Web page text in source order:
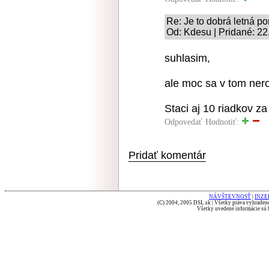
Re: Je to dobrá letná
Od: Kdesu | Pridané:
suhlasim,
ale moc sa v tom
Staci aj 10 riadkov
Odpovedať Hodnotiť:
Pridať komentár
NÁVŠTEVNOSŤ
(C) 2004, 2005 DSL.sk | Všetky práva
Všetky uvedené informácie sú